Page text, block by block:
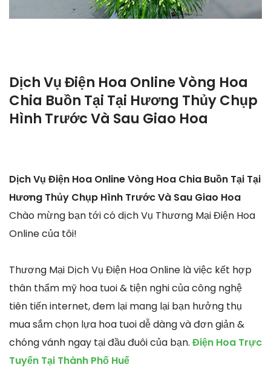
Dịch Vụ Điện Hoa Online Vòng Hoa
Chia Buồn Tại Tại Hương Thủy Chụp
Hình Trước Và Sau Giao Hoa
Dịch Vụ Điện Hoa Online Vòng Hoa Chia Buồn Tại Tại
Hương Thủy Chụp Hình Trước Và Sau Giao Hoa
Chào mừng bạn tới có dịch Vụ Thương Mại Điện Hoa
Online của tôi!
Thương Mại Dịch Vụ Điện Hoa Online là việc kết hợp
thân thẩm mỹ hoa tuoi & tiện nghi của công nghệ
tiên tiến internet, đem lại mang lại bạn hưởng thụ
mua sắm chọn lựa hoa tuoi dễ dàng và đơn giản &
chóng vánh ngay tại đầu đuôi của bạn. Điện Hoa Trực
Tuyến Tại Thành Phố Huế